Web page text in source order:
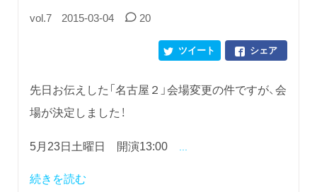
vol.7 2015-03-04 20
シェア
ツイート
先日お伝えした「名古屋２」会場変更の件ですが、会
場が決定しました！
5月23日土曜日 開演13:00
...
続きを読む